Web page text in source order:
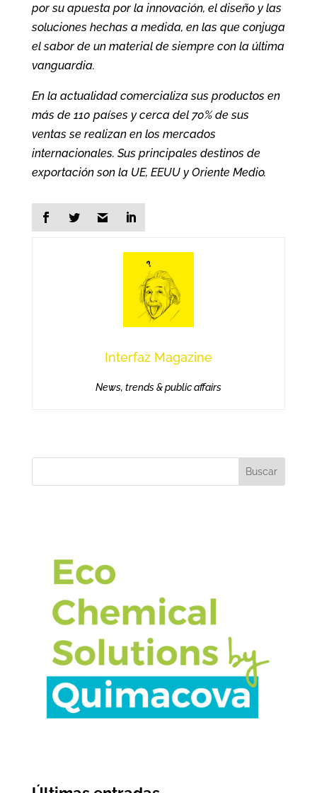
por su apuesta por la innovación, el diseño y las
soluciones hechas a medida, en las que conjuga
el sabor de un material de siempre con la última
vanguardia.
En la actualidad comercializa sus productos en
más de 110 países y cerca del 70% de sus
ventas se realizan en los mercados
internacionales. Sus principales destinos de
exportación son la UE, EEUU y Oriente Medio.
Interfaz Magazine
News, trends & public affairs
Buscar